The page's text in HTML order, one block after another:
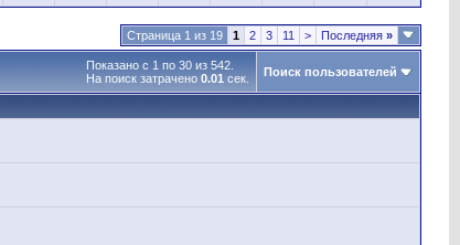
Страница 1 из 19 1 2 3 11 > Последняя »
Показано с 1 по 30 из 542.
На поиск затрачено 0.01 сек. Поиск пользователей